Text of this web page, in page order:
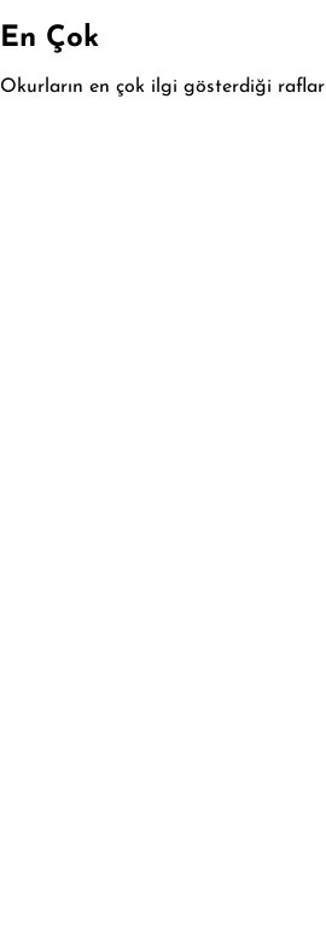
En Çok
Okurların en çok ilgi gösterdiği raflar